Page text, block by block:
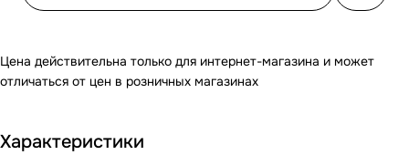
Цена действительна только для интернет-магазина и может
отличаться от цен в розничных магазинах
Характеристики